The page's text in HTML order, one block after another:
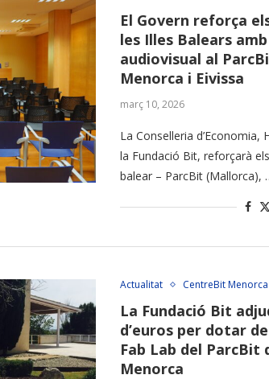
El Govern reforça
les Illes Balears
audiovisual al
Menorca i Eivissa
març 10, 2026
La Conselleria
la Fundació Bit, reforçarà
balear – ParcBit (Mallorca),
Actualitat CentreBit Menorca
La Fundació Bit
d’euros per dotar
Fab Lab del
Menorca